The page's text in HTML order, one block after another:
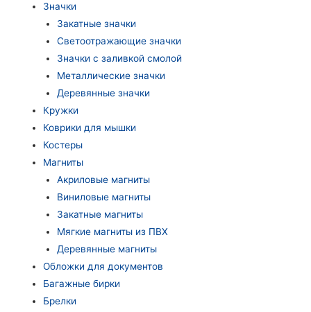
Значки
Закатные значки
Светоотражающие значки
Значки с заливкой смолой
Металлические значки
Деревянные значки
Кружки
Коврики для мышки
Костеры
Магниты
Акриловые магниты
Виниловые магниты
Закатные магниты
Мягкие магниты из ПВХ
Деревянные магниты
Обложки для документов
Багажные бирки
Брелки